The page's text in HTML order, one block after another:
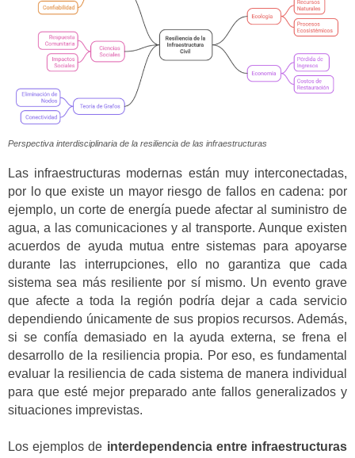
Perspectiva interdisciplinaria de la resiliencia de las infraestructuras
Las infraestructuras modernas están muy interconectadas,
por lo que existe un mayor riesgo de fallos en cadena: por
ejemplo, un corte de energía puede afectar al suministro de
agua, a las comunicaciones y al transporte. Aunque existen
acuerdos de ayuda mutua entre sistemas para apoyarse
durante las interrupciones, ello no garantiza que cada
sistema sea más resiliente por sí mismo. Un evento grave
que afecte a toda la región podría dejar a cada servicio
dependiendo únicamente de sus propios recursos. Además,
si se confía demasiado en la ayuda externa, se frena el
desarrollo de la resiliencia propia. Por eso, es fundamental
evaluar la resiliencia de cada sistema de manera individual
para que esté mejor preparado ante fallos generalizados y
situaciones imprevistas.
Los ejemplos de interdependencia entre infraestructuras